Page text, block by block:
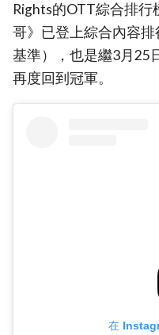
Rights的OTT綜合排行
哥》已登上綜合內容
基準），也是繼3月25
再度回到冠軍。
在